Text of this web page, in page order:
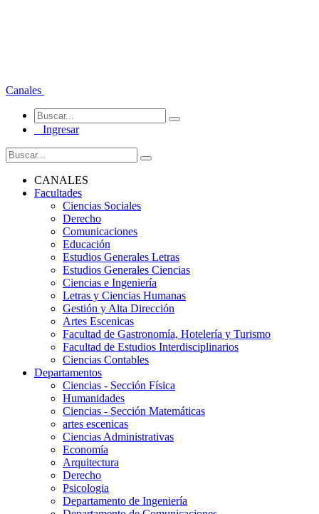
Canales
Ingresar
CANALES
Facultades
Ciencias Sociales
Derecho
Comunicaciones
Educación
Estudios Generales Letras
Estudios Generales Ciencias
Ciencias e Ingeniería
Letras y Ciencias Humanas
Gestión y Alta Dirección
Artes Escenicas
Facultad de Gastronomía, Hotelería y Turismo
Facultad de Estudios Interdisciplinarios
Ciencias Contables
Departamentos
Ciencias - Sección Física
Humanidades
Ciencias - Sección Matemáticas
artes escenicas
Ciencias Administrativas
Economía
Arquitectura
Derecho
Psicologia
Departamento de Ingeniería